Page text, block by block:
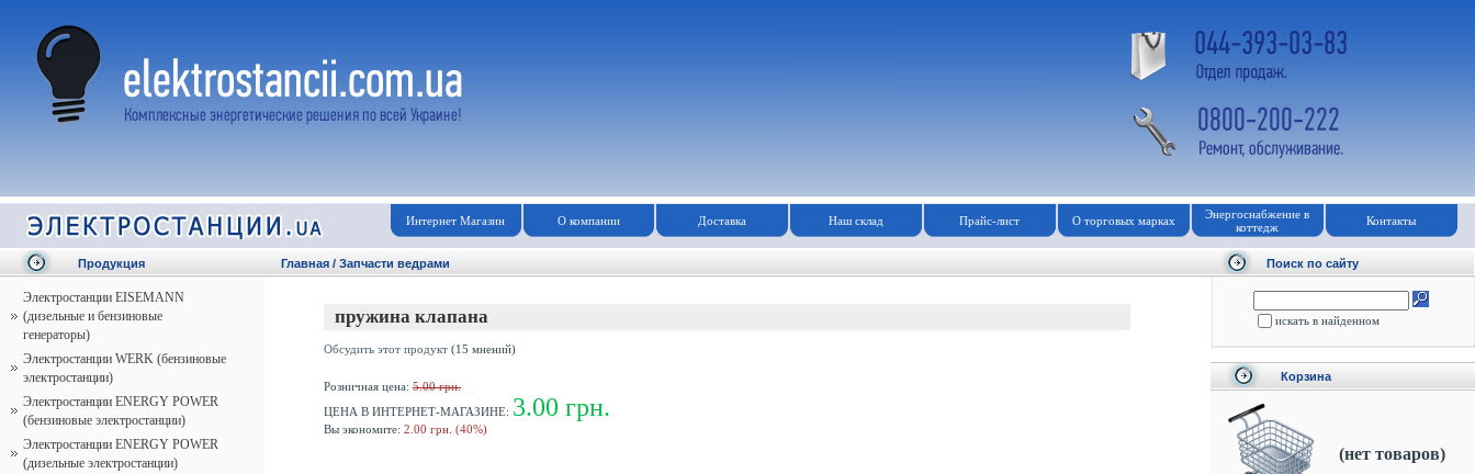
Интернет Магазин О компании Доставка Наш склад Прайс-лист О торговых марках
Энергоснабжение в
коттедж
Контакты
Продукция
Электростанции EISEMANN
(дизельные и бензиновые
генераторы)
Электростанции WERK (бензиновые
электростанции)
Электростанции ENERGY POWER
(бензиновые электростанции)
Электростанции ENERGY POWER
(дизельные электростанции)
Главная / Запчасти ведрами
пружина клапана
Обсудить этот продукт (15 мнений)
Розничная цена: 5.00 грн.
ЦЕНА В ИНТЕРНЕТ-МАГАЗИНЕ: 3.00 грн.
Вы экономите: 2.00 грн. (40%)
Поиск по сайту
искать в найденном
Корзина
(нет товаров)